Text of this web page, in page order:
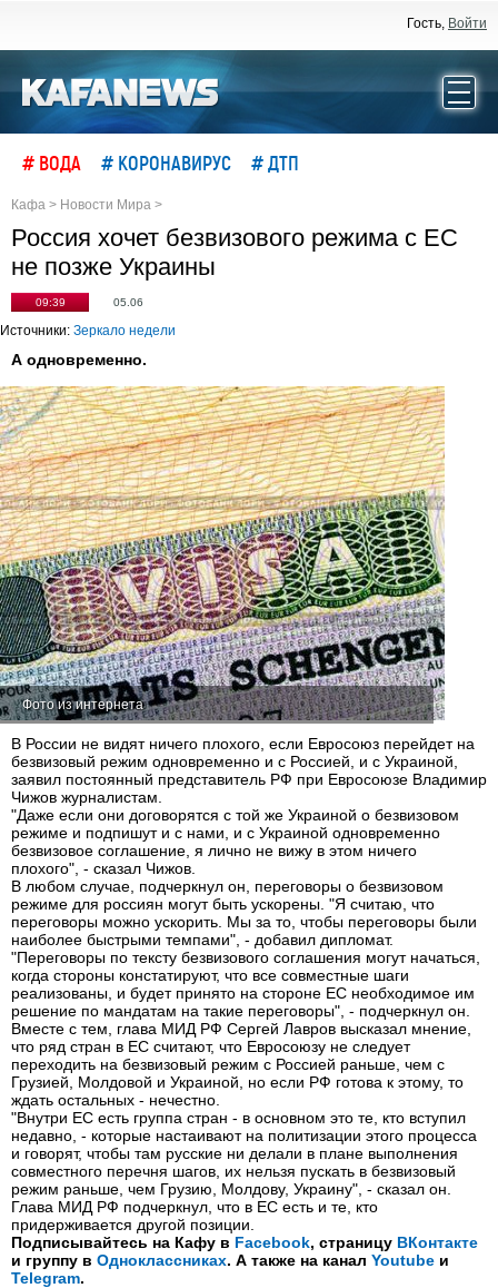
Гость, Войти
# ВОДА # КОРОНАВИРУС # ДТП
Кафа > Новости Мира >
Россия хочет безвизового режима с ЕС
не позже Украины
09:39 05.06
Источники: Зеркало недели
А одновременно.
Фото из интернета
В России не видят ничего плохого, если Евросоюз перейдет на
безвизовый режим одновременно и с Россией, и с Украиной,
заявил постоянный представитель РФ при Евросоюзе Владимир
Чижов журналистам.
"Даже если они договорятся с той же Украиной о безвизовом
режиме и подпишут и с нами, и с Украиной одновременно
безвизовое соглашение, я лично не вижу в этом ничего
плохого", - сказал Чижов.
В любом случае, подчеркнул он, переговоры о безвизовом
режиме для россиян могут быть ускорены. "Я считаю, что
переговоры можно ускорить. Мы за то, чтобы переговоры были
наиболее быстрыми темпами", - добавил дипломат.
"Переговоры по тексту безвизового соглашения могут начаться,
когда стороны констатируют, что все совместные шаги
реализованы, и будет принято на стороне ЕС необходимое им
решение по мандатам на такие переговоры", - подчеркнул он.
Вместе с тем, глава МИД РФ Сергей Лавров высказал мнение,
что ряд стран в ЕС считают, что Евросоюзу не следует
переходить на безвизовый режим с Россией раньше, чем с
Грузией, Молдовой и Украиной, но если РФ готова к этому, то
ждать остальных - нечестно.
"Внутри ЕС есть группа стран - в основном это те, кто вступил
недавно, - которые настаивают на политизации этого процесса
и говорят, чтобы там русские ни делали в плане выполнения
совместного перечня шагов, их нельзя пускать в безвизовый
режим раньше, чем Грузию, Молдову, Украину", - сказал он.
Глава МИД РФ подчеркнул, что в ЕС есть и те, кто
придерживается другой позиции.
Подписывайтесь на Кафу в Facebook, страницу ВКонтакте
и группу в Одноклассниках. А также на канал Youtube и
Telegram.